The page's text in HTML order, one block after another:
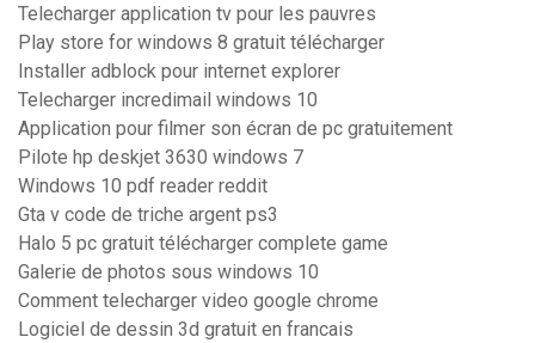
Telecharger application tv pour les pauvres
Play store for windows 8 gratuit télécharger
Installer adblock pour internet explorer
Telecharger incredimail windows 10
Application pour filmer son écran de pc gratuitement
Pilote hp deskjet 3630 windows 7
Windows 10 pdf reader reddit
Gta v code de triche argent ps3
Halo 5 pc gratuit télécharger complete game
Galerie de photos sous windows 10
Comment telecharger video google chrome
Logiciel de dessin 3d gratuit en francais